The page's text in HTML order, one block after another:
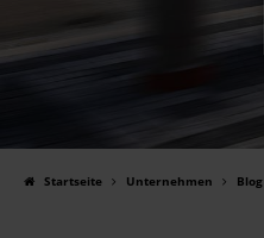
Startseite Unternehmen Blog